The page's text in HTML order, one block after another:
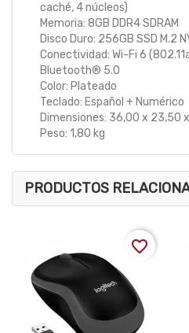
caché, 4 núcleos)
Memoria: 8GB DDR4 SDRAM
Disco Duro: 256GB SSD M.2
Conectividad: Wi-Fi 6
Bluetooth® 5.0
Color: Plateado
Teclado: Español + Numérico
Dimensiones: 36,00 x 23,50
Peso: 1,80 kg
PRODUCTOS
favorite_border